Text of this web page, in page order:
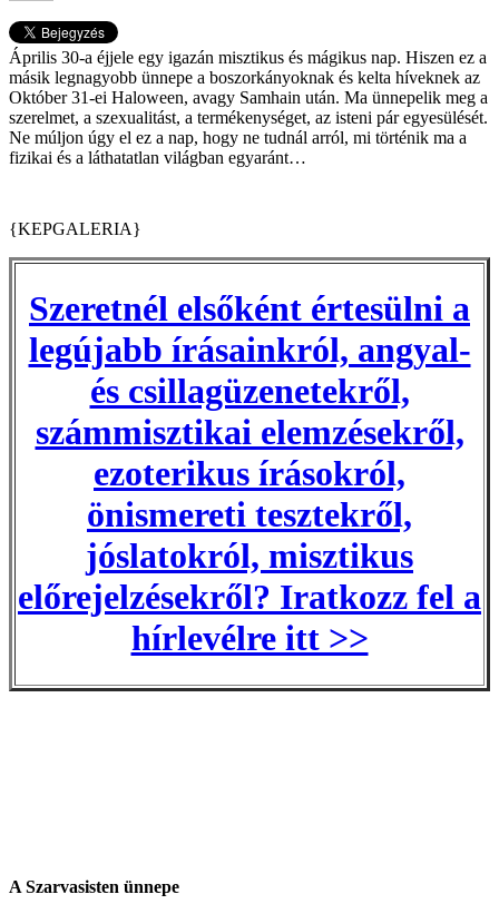
Április 30-a éjjele egy igazán misztikus és mágikus nap. Hiszen ez a
másik legnagyobb ünnepe a boszorkányoknak és kelta híveknek az
Október 31-ei Haloween, avagy Samhain után. Ma ünnepelik meg a
szerelmet, a szexualitást, a termékenységet, az isteni pár egyesülését.
Ne múljon úgy el ez a nap, hogy ne tudnál arról, mi történik ma a
fizikai és a láthatatlan világban egyaránt…
{KEPGALERIA}
Szeretnél elsőként értesülni a
legújabb írásainkról, angyal-
és csillagüzenetekről,
számmisztikai elemzésekről,
ezoterikus írásokról,
önismereti tesztekről,
jóslatokról, misztikus
előrejelzésekről? Iratkozz fel a
hírlevélre itt >>
A Szarvasisten ünnepe